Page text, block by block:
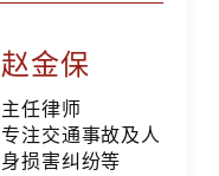
赵金保
主任律师
专注交通事故及人
身损害纠纷等